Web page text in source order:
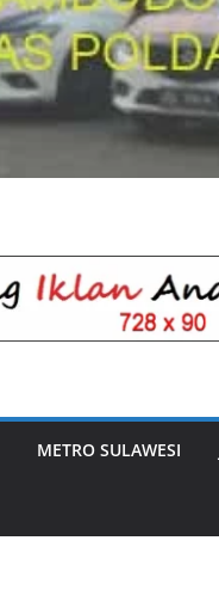
METRO SULAWESI